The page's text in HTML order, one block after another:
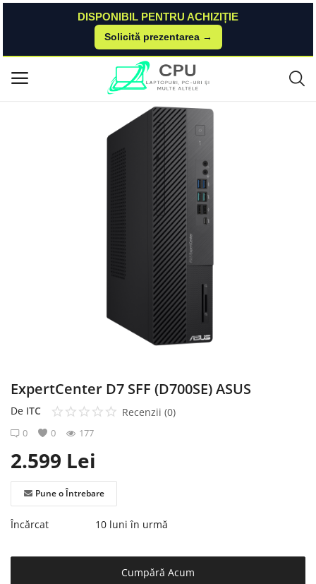
DISPONIBIL PENTRU ACHIZIȚIE
Solicită prezentarea →
Meniu principal
Expertcenter ExpertCenter D7 SFF (D700SE) ASUS
ExpertCenter D7 SFF (D700SE) ASUS
De ITC Recenzii (0)
0 0 177
2.599 Lei
Pune o Întrebare
Încărcat 10 luni în urmă
Cumpără Acum